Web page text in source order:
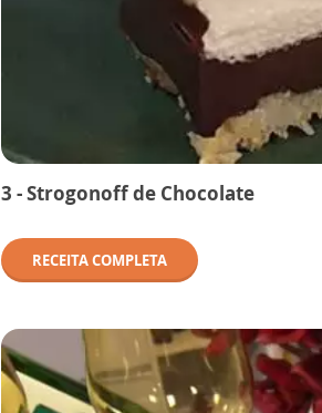
3 - Strogonoff de Chocolate
RECEITA COMPLETA